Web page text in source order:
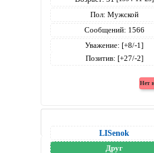
Пол: Мужской
Сообщений: 1566
Уважение: [+8/-1]
Позитив: [+27/-2]
LISenok
Друг